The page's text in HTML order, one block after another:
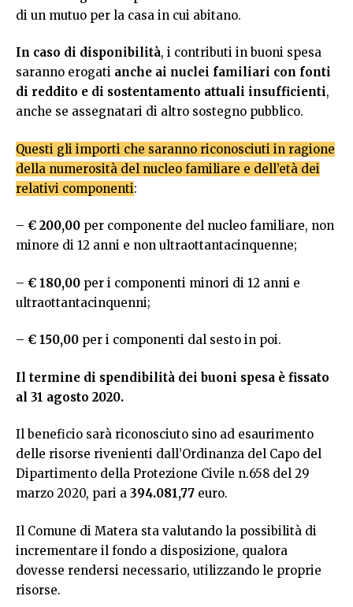
di un mutuo per la casa in cui abitano.
In caso di disponibilità, i contributi in buoni spesa
saranno erogati anche ai nuclei familiari con fonti
di reddito e di sostentamento attuali insufficienti,
anche se assegnatari di altro sostegno pubblico.
Questi gli importi che saranno riconosciuti in ragione
della numerosità del nucleo familiare e dell’età dei
relativi componenti:
– € 200,00 per componente del nucleo familiare, non
minore di 12 anni e non ultraottantacinquenne;
– € 180,00 per i componenti minori di 12 anni e
ultraottantacinquenni;
– € 150,00 per i componenti dal sesto in poi.
Il termine di spendibilità dei buoni spesa è fissato
al 31 agosto 2020.
Il beneficio sarà riconosciuto sino ad esaurimento
delle risorse rivenienti dall’Ordinanza del Capo del
Dipartimento della Protezione Civile n.658 del 29
marzo 2020, pari a 394.081,77 euro.
Il Comune di Matera sta valutando la possibilità di
incrementare il fondo a disposizione, qualora
dovesse rendersi necessario, utilizzando le proprie
risorse.